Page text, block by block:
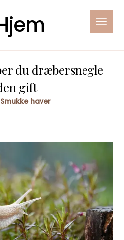
du dræbersnegle
gift
Smukke haver